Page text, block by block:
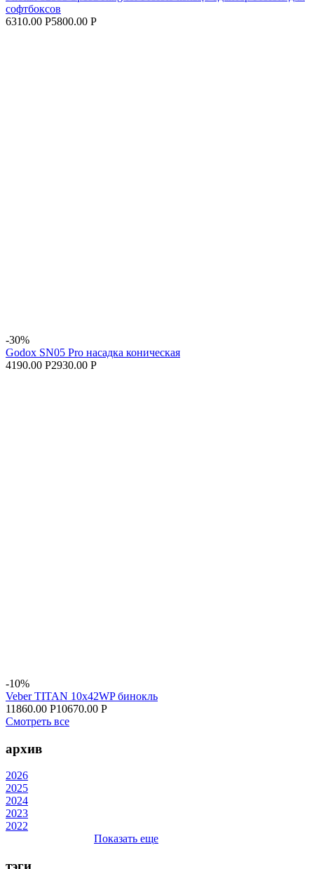
софтбоксов
6310.00 Р5800.00 Р
-30%
Godox SN05 Pro насадка коническая
4190.00 Р2930.00 Р
-10%
Veber TITAN 10x42WP бинокль
11860.00 Р10670.00 Р
Смотреть все
архив
2026
2025
2024
2023
2022
Показать еще
тэги